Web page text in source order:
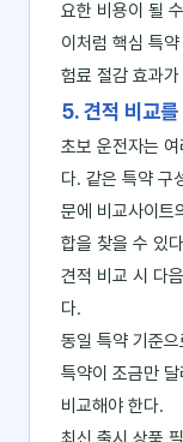
요한 비용이 될
이처럼 핵심 특
험료 절감 효과
5. 견적 비교를
초보 운전자는
다. 같은 특약 구
문에 비교사이트
합을 찾을 수 있
견적 비교 시 다
다.
동일 특약 기준
특약이 조금만
비교해야 한다.